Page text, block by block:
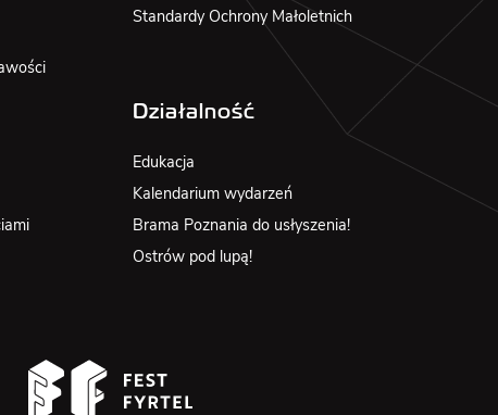
Standardy Ochrony Małoletnich
Działalność
Edukacja
Kalendarium wydarzeń
Brama Poznania do usłyszenia!
Ostrów pod lupą!